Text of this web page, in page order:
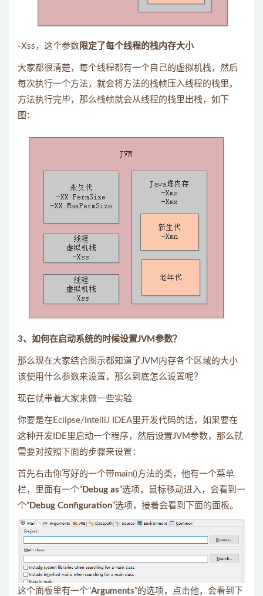
-Xss，这个参数 限定了每个线程的栈内存大小
大家都很清楚，每个线程都有一个自己的虚拟机栈，然后
每次执行一个方法，就会将方法的栈帧压入线程的栈里，
方法执行完毕，那么栈帧就会从线程的栈里出栈，如下
图：
3、如何在启动系统的时候设置JVM参数？
那么现在大家结合图示都知道了JVM内存各个区域的大小
该使用什么参数来设置，那么到底怎么设置呢？
现在就带着大家来做一些实验
你要是在Eclipse/IntelliJ IDEA里开发代码的话，如果要在
这种开发IDE里启动一个程序，然后设置JVM参数，那么就
需要对按照下面的步骤来设置：
首先右击你写好的一个带main()方法的类，他有一个菜单
栏，里面有一个“ Debug as”选项，鼠标移动进入，会看到一
个“ Debug Configuration”选项，接着会看到下面的面板。
这个面板里有一个“Arguments”的选项，点击他，会看到下